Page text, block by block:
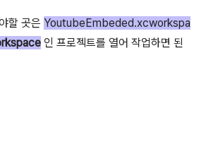
할 곳은 YoutubeEmbeded.xcworkspa
인 프로젝트를 열어 작업하면 된